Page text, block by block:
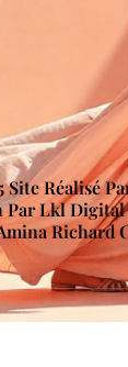
Réalisé
Par Lkl
Richard